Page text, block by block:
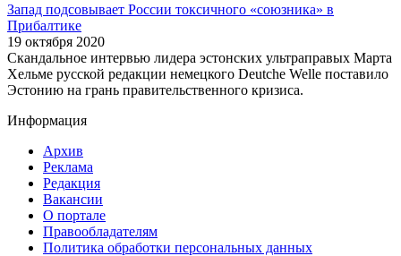
Запад подсовывает России токсичного «союзника» в
Прибалтике
19 октября 2020
Скандальное интервью лидера эстонских ультраправых Марта
Хельме русской редакции немецкого Deutche Welle поставило
Эстонию на грань правительственного кризиса.
Информация
Архив
Реклама
Редакция
Вакансии
О портале
Правообладателям
Политика обработки персональных данных